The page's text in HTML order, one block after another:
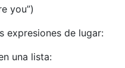
you”)
expresiones de lugar:
una lista: